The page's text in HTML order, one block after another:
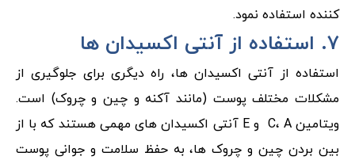
کننده استفاده نمود.
۷. استفاده از آنتی اکسیدان ها
استفاده از آنتی اکسیدان ها، راه دیگری برای جلوگیری از
مشکلات مختلف پوست (مانند آکنه و چین و چروک) است.
ویتامین C، A و E آنتی اکسیدان های مهمی هستند که با از
بین بردن چین و چروک ها، به حفظ سلامت و جوانی پوست